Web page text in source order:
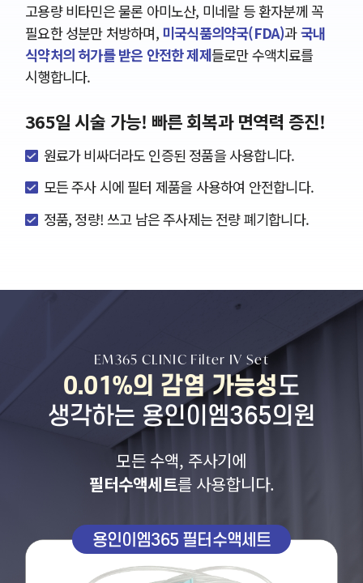
고용량 비타민은 물론 아미노산, 미네랄 등 환자분께 꼭
필요한 성분만 처방하며, 미국식품의약국(FDA)과국내
식약처의 허가를 받은 안전한 제제들로만 수액치료를
시행합니다.
365일 시술 가능! 빠른 회복과 면역력 증진!
원료가 비싸더라도 인증된 정품을 사용합니다.
모든 주사 시에 필터 제품을 사용하여 안전합니다.
정품, 정량! 쓰고 남은 주사제는 전량 폐기합니다.
EM365 CLINIC Filter IV Set
0.01%의 감염 가능성도
생각하는 용인이엠365의원
모든 수액, 주사기에
필터수액세트를 사용합니다.
용인이엠365 필터수액세트